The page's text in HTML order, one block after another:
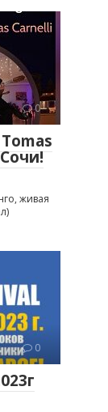
0
живая
0